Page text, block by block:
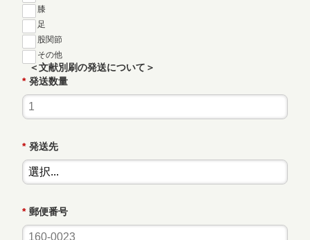
膝
足
股関節
その他
＜文献別刷の発送について＞
* 発送数量
* 発送先
* 郵便番号